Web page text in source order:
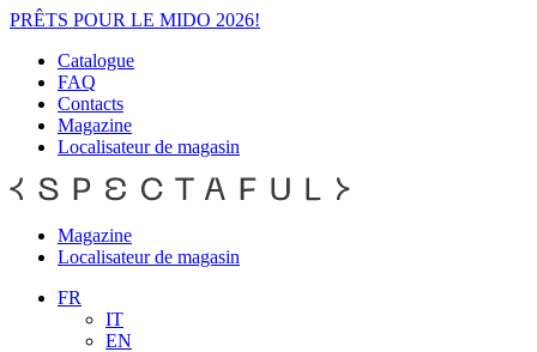
PRÊTS POUR LE MIDO 2026!
Catalogue
FAQ
Contacts
Magazine
Localisateur de magasin
Magazine
Localisateur de magasin
FR
IT
EN